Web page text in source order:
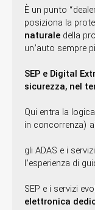
È un punto
posiziona la
naturale della
un’auto sempre
SEP e Digital
sicurezza, nel
Qui entra la
in concorrenza)
gli ADAS e i
l’esperienza di
SEP e i servizi
elettronica